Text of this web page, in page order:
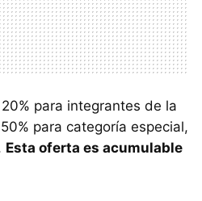
20% para integrantes de la
para categoría especial,
Esta oferta es acumulable